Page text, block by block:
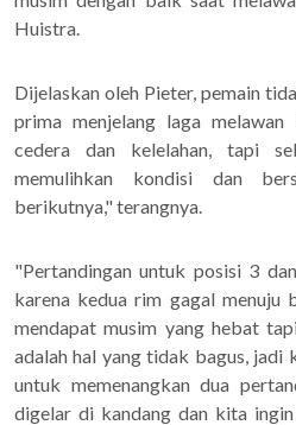
Huistra.
Dijelaskan oleh Pieter, pemain
prima menjelang laga
cedera dan kelelahan, tapi
memulihkan kondisi dan
berikutnya," terangnya.
"Pertandingan untuk posisi 3
karena kedua rim gagal
mendapat musim yang hebat
adalah hal yang tidak bagus, jadi
untuk memenangkan dua
digelar di kandang dan kita